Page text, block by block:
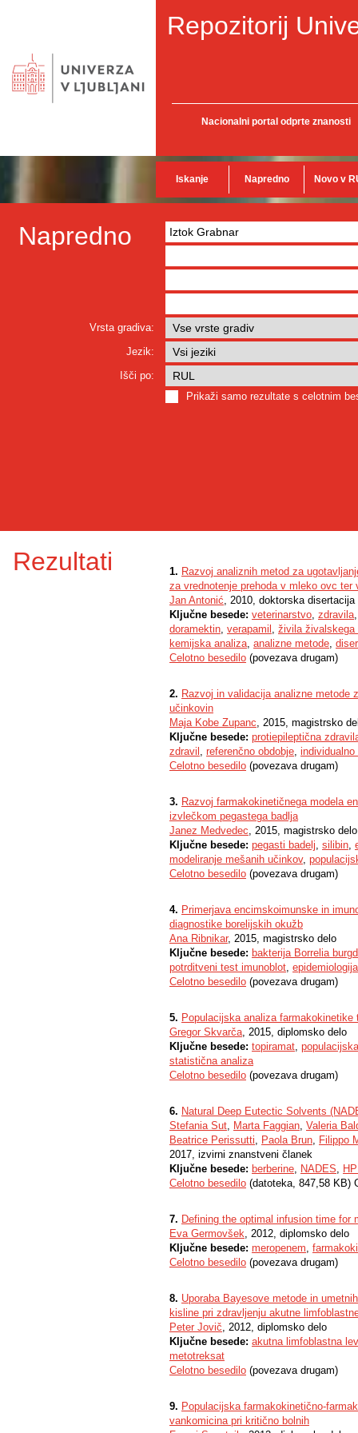
Repozitorij
Nacionalni portal odprte znanosti
Iskanje Napredno Novo v
Napredno
Vrsta gradiva:
Jezik:
Išči po:
Prikaži samo rezultate s celotnim
Rezultati 1. Razvoj analiznih metod za
za vrednotenje prehoda v mleko ovc
Jan Antonić, 2010, doktorska disertacija
Ključne besede: veterinarstvo, zdravila
doramektin, verapamil , živila živalskega
kemijska analiza, analizne metode,
Celotno besedilo (povezava drugam)
2. Razvoj in validacija analizne metode
učinkovin
Maja Kobe Zupanc, 2015, magistrsko
Ključne besede: protiepileptična
zdravil , referenčno obdobje,
Celotno besedilo (povezava drugam)
3. Razvoj farmakokinetičnega modela
izvlečkom pegastega badlja
Janez Medvedec, 2015, magistrsko delo
Ključne besede: pegasti badelj, silibin,
modeliranje mešanih učinkov,
Celotno besedilo (povezava drugam)
4. Primerjava encimskoimunske in
diagnostike borelijskih okužb
Ana Ribnikar, 2015, magistrsko delo
Ključne besede: bakterija Borrelia
potrditveni test imunoblot,
Celotno besedilo (povezava drugam)
5. Populacijska analiza
Gregor Skvarča, 2015, diplomsko delo
Ključne besede: topiramat,
statistična analiza
Celotno besedilo (povezava drugam)
6. Natural Deep Eutectic Solvents
Stefania Sut, Marta Faggian, Valeria
Beatrice Perissutti, Paola Brun, Filippo
2017, izvirni znanstveni članek
Ključne besede: berberine, NADES,
Celotno besedilo (datoteka, 847,58 KB)
7. Defining the optimal infusion time for
Eva Germovšek, 2012, diplomsko delo
Ključne besede: meropenem,
Celotno besedilo (povezava drugam)
8. Uporaba Bayesove metode in
kisline pri zdravljenju akutne
Peter Jovič, 2012, diplomsko delo
Ključne besede: akutna limfoblastna
metotreksat
Celotno besedilo (povezava drugam)
9. Populacijska farmakokinetično-
vankomicina pri kritično bolnih